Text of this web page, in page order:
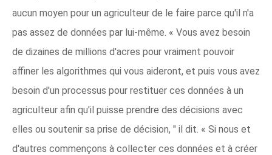
aucun moyen pour un agriculteur de le faire parce qu'il n'a
pas assez de données par lui-même. « Vous avez besoin
de dizaines de millions d'acres pour vraiment pouvoir
affiner les algorithmes qui vous aideront, et puis vous avez
besoin d'un processus pour restituer ces données à un
agriculteur afin qu'il puisse prendre des décisions avec
elles ou soutenir sa prise de décision, " il dit. « Si nous et
d'autres commençons à collecter ces données et à créer